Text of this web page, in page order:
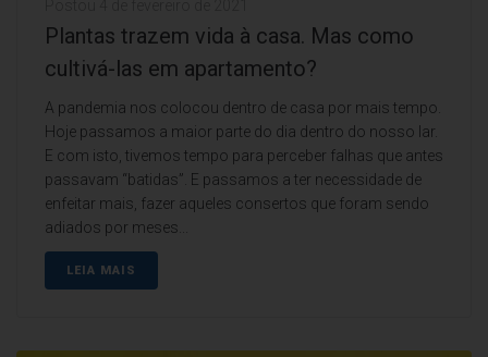
Plantas trazem vida à casa. Mas como
cultivá-las em apartamento?
A pandemia nos colocou dentro de casa por mais tempo.
Hoje passamos a maior parte do dia dentro do nosso lar.
E com isto, tivemos tempo para perceber falhas que antes
passavam “batidas”. E passamos a ter necessidade de
enfeitar mais, fazer aqueles consertos que foram sendo
adiados por meses...
LEIA MAIS